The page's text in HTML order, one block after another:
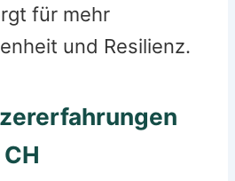
für mehr
und Resilienz.